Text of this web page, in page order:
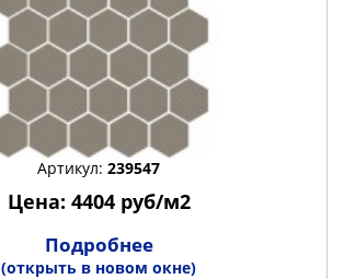
Артикул: 239547
Цена: 4404 руб/м2
Подробнее
(открыть в новом окне)